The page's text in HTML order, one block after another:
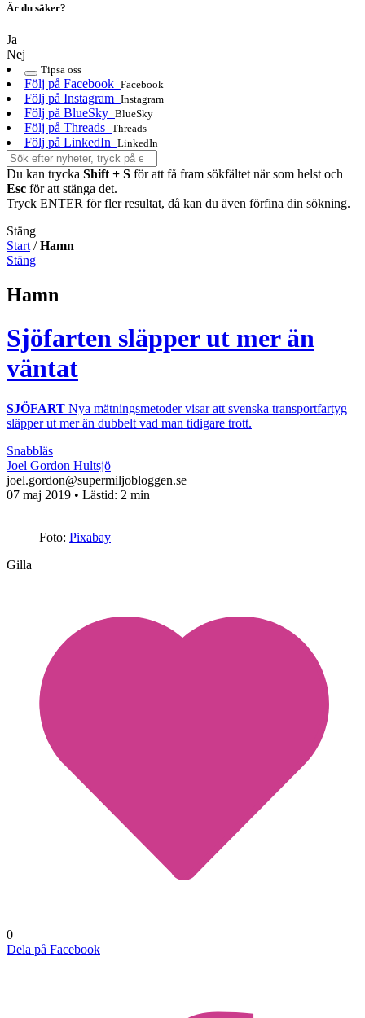
Är du säker?
Ja
Nej
Tipsa oss
Följ på Facebook Facebook
Följ på Instagram Instagram
Följ på BlueSky BlueSky
Följ på Threads Threads
Följ på LinkedIn LinkedIn
Du kan trycka Shift + S för att få fram sökfältet när som helst och
Esc för att stänga det.
Tryck ENTER för fler resultat, då kan du även förfina din sökning.
Stäng
Start /Hamn
Stäng
Hamn
Sjöfarten släpper ut mer än
väntat
SJÖFART Nya mätningsmetoder visar att svenska transportfartyg
släpper ut mer än dubbelt vad man tidigare trott.
Snabbläs
Joel Gordon Hultsjö
joel.gordon@supermiljobloggen.se
07 maj 2019 • Lästid: 2 min
Foto: Pixabay
Gilla
0
Dela på Facebook